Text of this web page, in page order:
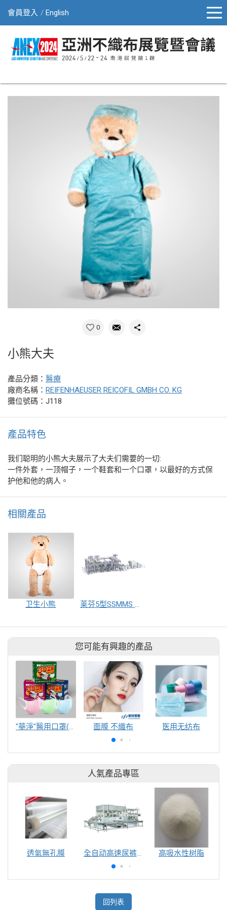
會員登入 English
0
小熊大夫
產品分類： 醫療
廠商名稱： REIFENHAEUSER REICOFIL GMBH CO. KG
攤位號碼：J118
產品特色
我们聪明的小熊大夫展示了大夫们需要的一切:
一件外套，一顶帽子，一个鞋套和一个口罩，以最好的方式保
护他和他的病人。
相關產品
卫生小熊 莱芬5型SSMMS 生产线
您可能有興趣的產品
"華淨"醫用口罩(未滅菌) 3D兒童款 面膜 不織布 医用无纺布
人氣產品專區
透氣無孔膜 全自动高速尿裤包装机（自动换号） 高吸水性树脂
回列表